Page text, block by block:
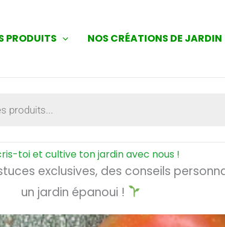
PRODUITS NOS CRÉATIONS DE JARDIN
toi et cultive ton jardin avec nous !
exclusives, des conseils
un jardin épanoui !